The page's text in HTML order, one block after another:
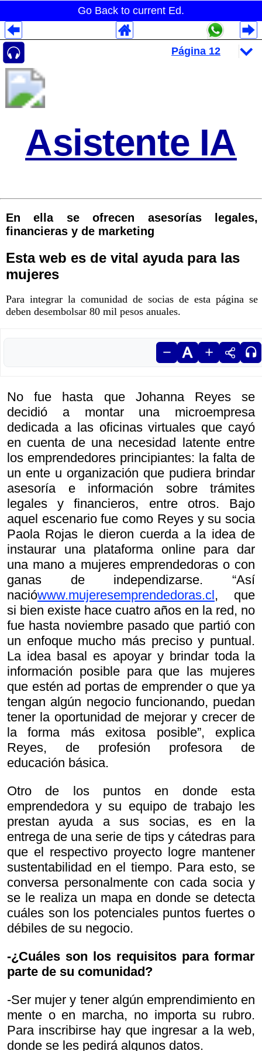
Go Back to current Ed.
Asistente IA
En ella se ofrecen asesorías legales,
financieras y de marketing
Esta web es de vital ayuda para las
mujeres
Para integrar la comunidad de socias de esta página se
deben desembolsar 80 mil pesos anuales.
No fue hasta que Johanna Reyes se
decidió a montar una microempresa
dedicada a las oficinas virtuales que cayó
en cuenta de una necesidad latente entre
los emprendedores principiantes: la falta de
un ente u organización que pudiera brindar
asesoría e información sobre trámites
legales y financieros, entre otros. Bajo
aquel escenario fue como Reyes y su socia
Paola Rojas le dieron cuerda a la idea de
instaurar una plataforma online para dar
una mano a mujeres emprendedoras o con
ganas de independizarse. “Así
naciówww.mujeresemprendedoras.cl, que
si bien existe hace cuatro años en la red, no
fue hasta noviembre pasado que partió con
un enfoque mucho más preciso y puntual.
La idea basal es apoyar y brindar toda la
información posible para que las mujeres
que estén ad portas de emprender o que ya
tengan algún negocio funcionando, puedan
tener la oportunidad de mejorar y crecer de
la forma más exitosa posible”, explica
Reyes, de profesión profesora de
educación básica.
Otro de los puntos en donde esta
emprendedora y su equipo de trabajo les
prestan ayuda a sus socias, es en la
entrega de una serie de tips y cátedras para
que el respectivo proyecto logre mantener
sustentabilidad en el tiempo. Para esto, se
conversa personalmente con cada socia y
se le realiza un mapa en donde se detecta
cuáles son los potenciales puntos fuertes o
débiles de su negocio.
-¿Cuáles son los requisitos para formar
parte de su comunidad?
-Ser mujer y tener algún emprendimiento en
mente o en marcha, no importa su rubro.
Para inscribirse hay que ingresar a la web,
donde se les pedirá algunos datos.
Despliegues Analytics
Despliegues Totales
Despliegues por Rubros